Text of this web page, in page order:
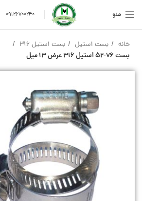
منو 09126700240
خانه بست استیل بست استیل 316
بست 76-52 استیل 316 عرض 13 میل